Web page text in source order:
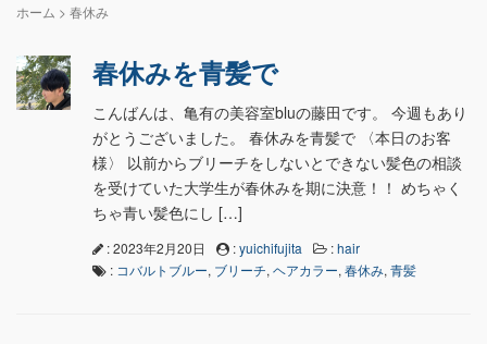
ホーム > 春休み
春休みを青髪で
こんばんは、亀有の美容室bluの藤田です。 今週もあり
がとうございました。 春休みを青髪で 〈本日のお客
様〉 以前からブリーチをしないとできない髪色の相談
を受けていた大学生が春休みを期に決意！！ めちゃく
ちゃ青い髪色にし […]
: 2023年2月20日 :yuichifujita :hair
: コバルトブルー, ブリーチ, ヘアカラー, 春休み, 青髪